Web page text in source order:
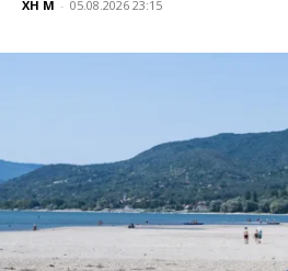
XH M - 05.08.2026 23:15